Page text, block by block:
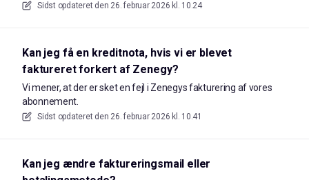
Sidst opdateret den 26. februar 2026 kl. 10.24
Kan jeg få en kreditnota, hvis vi er blevet
faktureret forkert af Zenegy?
Vi mener, at der er sket en fejl i Zenegys fakturering af vores
abonnement.
Sidst opdateret den 26. februar 2026 kl. 10.41
Kan jeg ændre faktureringsmail eller